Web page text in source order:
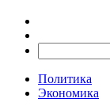
Политика
Экономика